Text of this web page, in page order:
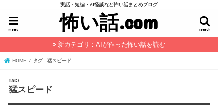
実話・短編・AI怪談など怖い話まとめブログ
怖い話.com search
menu
新カテゴリ：AIが作った怖い話を読む
HOME タグ : 猛スピード
猛スピード